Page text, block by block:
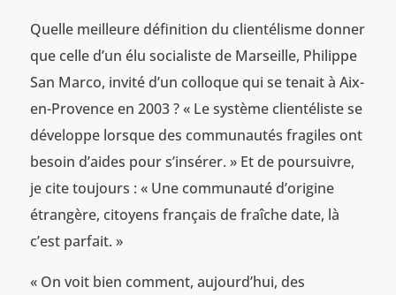
Quelle meilleure définition du clientélisme donner
que celle d’un élu socialiste de Marseille, Philippe
San Marco, invité d’un colloque qui se tenait à Aix-
en-Provence en 2003 ? « Le système clientéliste se
développe lorsque des communautés fragiles ont
besoin d’aides pour s’insérer. » Et de poursuivre,
je cite toujours : « Une communauté d’origine
étrangère, citoyens français de fraîche date, là
c’est parfait. »
« On voit bien comment, aujourd’hui, des